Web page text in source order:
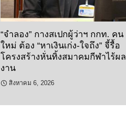
“จำลอง” กางสเปกผู้ว่าฯ กกท. คน
ใหม่ ต้อง “หาเงินเก่ง-ใจถึง” จี้รื้อ
โครงสร้างหั่นทิ้งสมาคมกีฬาไร้ผล
งาน
สิงหาคม 6, 2026